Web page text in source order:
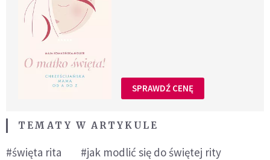
SPRAWDŹ CENĘ
TEMATY W ARTYKULE
#święta rita
#jak modlić się do świętej rity